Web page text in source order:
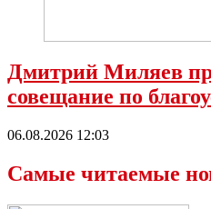
Дмитрий Миляев
совещание по
06.08.2026 12:03
Самые читаемые